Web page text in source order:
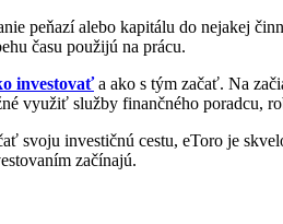
peňazí alebo kapitálu do nejakej
času použijú na prácu.
investovať a ako s tým začať. Na
využiť služby finančného poradcu,
svoju investičnú cestu, eToro je
začínajú.